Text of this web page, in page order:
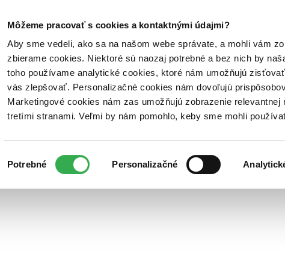
Môžeme pracovať s cookies a kontaktnými údajmi?
Aby sme vedeli, ako sa na našom webe správate, a mohli vám
zbierame cookies. Niektoré sú naozaj potrebné a bez nich by
toho používame analytické cookies, ktoré nám umožňujú
vás zlepšovať. Personalizačné cookies nám dovoľujú
Marketingové cookies nám zas umožňujú zobrazenie
tretími stranami. Veľmi by nám pomohlo, keby sme mohli
súhlasu
Potrebné Personalizačné
Poukážky Kontakt